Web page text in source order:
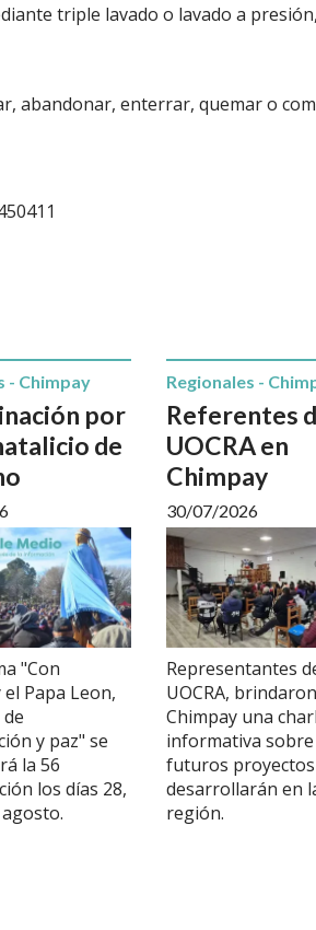
triple lavado o lavado a
abandonar, enterrar, quemar o
por
de
- Chimpay
"Con
Papa Leon,
y paz" se
la 56
los días 28,
Referentes
UOCRA en
Chimpay
Regionales -
30/07/2026
Representantes
UOCRA,
Chimpay una
informativa
futuros proyectos
desarrollarán en
región.